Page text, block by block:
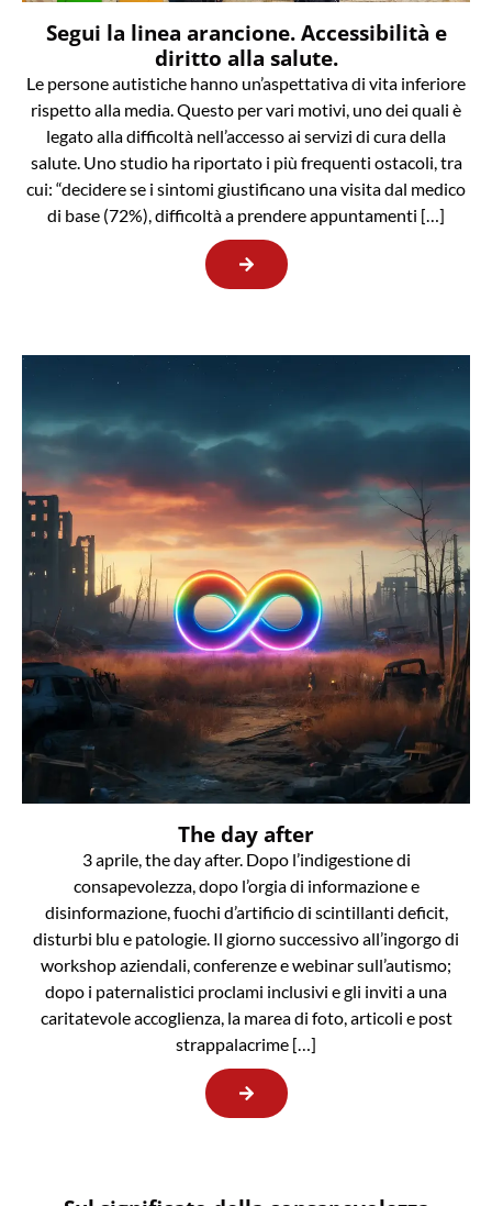
Segui la linea arancione. Accessibilità e
diritto alla salute.
Le persone autistiche hanno un’aspettativa di vita inferiore
rispetto alla media. Questo per vari motivi, uno dei quali è
legato alla difficoltà nell’accesso ai servizi di cura della
salute. Uno studio ha riportato i più frequenti ostacoli, tra
cui: “decidere se i sintomi giustificano una visita dal medico
di base (72%), difficoltà a prendere appuntamenti […]
The day after
3 aprile, the day after. Dopo l’indigestione di
consapevolezza, dopo l’orgia di informazione e
disinformazione, fuochi d’artificio di scintillanti deficit,
disturbi blu e patologie. Il giorno successivo all’ingorgo di
workshop aziendali, conferenze e webinar sull’autismo;
dopo i paternalistici proclami inclusivi e gli inviti a una
caritatevole accoglienza, la marea di foto, articoli e post
strappalacrime […]